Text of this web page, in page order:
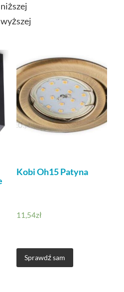
Kobi Oh15 Patyna
11,54zł
Sprawdź sam